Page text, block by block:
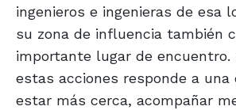
ingenieros e ingenieras de esa
su zona de influencia también
importante lugar de encuentro.
estas acciones responde a una
estar más cerca, acompañar